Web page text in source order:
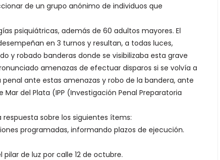
de un grupo anónimo de individuos que
psiquiátricas, además de 60 adultos mayores. El
en 3 turnos y resultan, a todas luces,
y robado banderas donde se visibilizaba esta grave
amenazas de efectuar disparos si se volvía a
ante estas amenazas y robo de la bandera, ante
del Plata (IPP (Investigación Penal Preparatoria
sobre los siguientes ítems:
programadas, informando plazos de ejecución.
de luz por calle 12 de octubre.